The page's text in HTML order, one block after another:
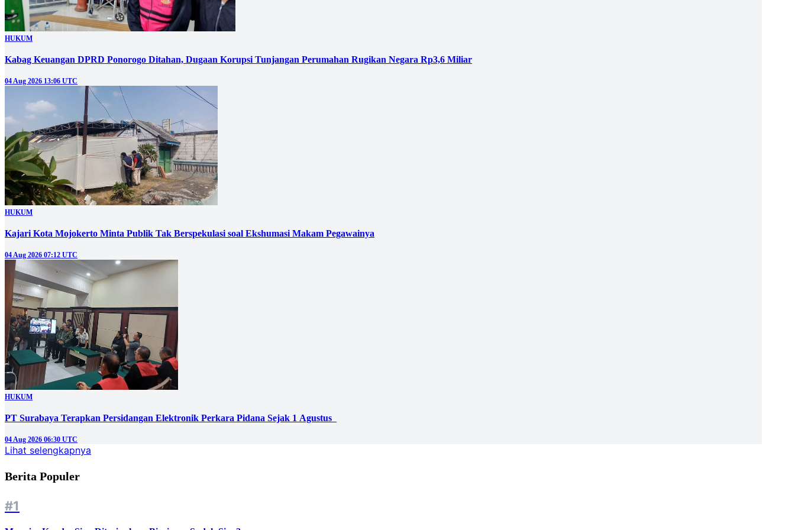
HUKUM
Kabag Keuangan DPRD Ponorogo Ditahan, Dugaan Korupsi Tunjangan Perumahan Rugikan Negara Rp3,6 Miliar
04 Aug 2026 13:06 UTC
HUKUM
Kajari Kota Mojokerto Minta Publik Tak Berspekulasi soal Ekshumasi Makam Pegawainya
04 Aug 2026 07:12 UTC
HUKUM
PT Surabaya Terapkan Persidangan Elektronik Perkara Pidana Sejak 1 Agustus
04 Aug 2026 06:30 UTC
Lihat selengkapnya
Berita Populer
#1